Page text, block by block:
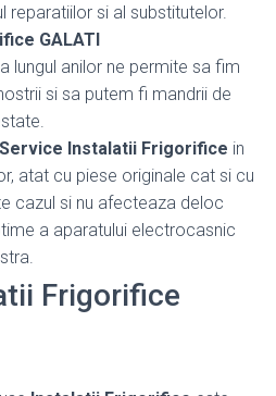
reparatiilor si al substitutelor.
GALATI
lungul anilor ne permite sa fim
si sa putem fi mandrii de
Service Instalatii Frigorifice in
atat cu piese originale cat si cu
cazul si nu afecteaza deloc
a aparatului electrocasnic
Frigorifice